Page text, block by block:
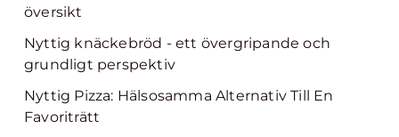
översikt
Nyttig knäckebröd - ett övergripande och
grundligt perspektiv
Nyttig Pizza: Hälsosamma Alternativ Till En
Favoriträtt